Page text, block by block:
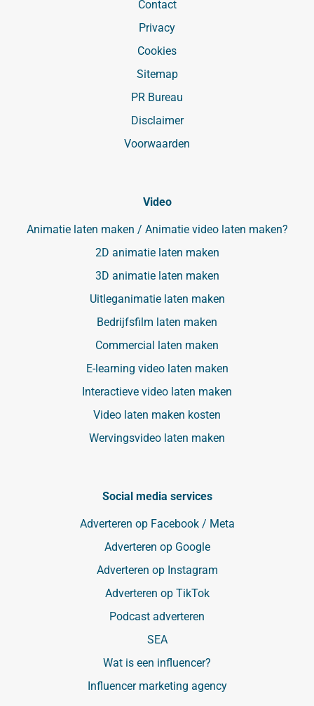
Contact
Privacy
Cookies
Sitemap
PR Bureau
Disclaimer
Voorwaarden
Video
Animatie laten maken / Animatie video laten maken?
2D animatie laten maken
3D animatie laten maken
Uitleganimatie laten maken
Bedrijfsfilm laten maken
Commercial laten maken
E-learning video laten maken
Interactieve video laten maken
Video laten maken kosten
Wervingsvideo laten maken
Social media services
Adverteren op Facebook / Meta
Adverteren op Google
Adverteren op Instagram
Adverteren op TikTok
Podcast adverteren
SEA
Wat is een influencer?
Influencer marketing agency